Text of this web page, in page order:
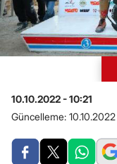
10.10.2022 - 10:21
Güncelleme: